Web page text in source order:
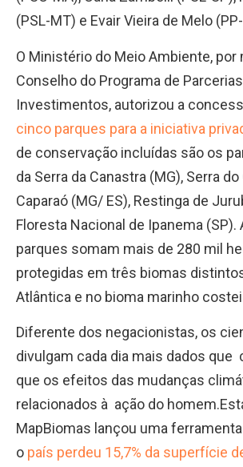
(PSL-MT) e Evair Vieira de Melo
O Ministério do Meio Ambiente, por
Conselho do Programa de
Investimentos, autorizou a
cinco parques para a iniciativa
de conservação incluídas são os
da Serra da Canastra (MG), Serra do
Caparaó (MG/ ES), Restinga de
Floresta Nacional de Ipanema (SP).
parques somam mais de 280 mil
protegidas em três biomas
Atlântica e no bioma marinho
Diferente dos negacionistas, os
divulgam cada dia mais dados que
que os efeitos das mudanças
relacionados à ação do
MapBiomas lançou uma
o país perdeu 15,7% da superfície